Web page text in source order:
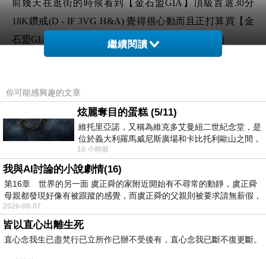
前幾天在逛街的時候看到【金石盟GIA】頂級首選30分
18K鑽戒(D - IF 3VG H&A) 覺得很心動而且正打算買【金
石盟GIA】頂級首選30分18K鑽戒(D - IF 3VG H&A)
3VG H&A) 在網路上買應該會比較便宜，【金石盟GIA】
頂級首選30分18K鑽戒(D - IF 3VG H&A)而且24小時都能
買，上網慢慢挑選，不用等店家開門也不用看店員臉色
想要購買【金石盟GIA】頂級首選30分18K鑽戒
(D - IF 3VG H&A)已經想很多天了!也求助谷哥大
神 發現【金石盟GIA】頂級首選30分18K鑽戒(D
- IF 3VG H&A)的評價真的不錯想想哪裡買最便
宜.心得文.試用文.分享文行李箱/旅遊用品分享推
繼續閱讀
你可能感興趣的文章
炫麗奪目的蛋糕 (5/11)
維托里亞諾，又稱為維克多艾曼紐二世紀念堂，是
位於義大利羅馬威尼斯廣場和卡比托利歐山之間，
用以紀念統一義大利統一後的的第一位國
10 小時前
我與AI討論的小說劇情(16)
第16章 世界的另一面 虞正舜的家附近開始有不尋常的動靜，虞正舜
母親都發現好像有被跟蹤的感覺，而虞正舜的父親則被要求請無薪假，
2026-08-07
皆以直心出離生死
直心念我生已盡梵行已立所作已辦不受後有，直心念我已斷不復更斷。